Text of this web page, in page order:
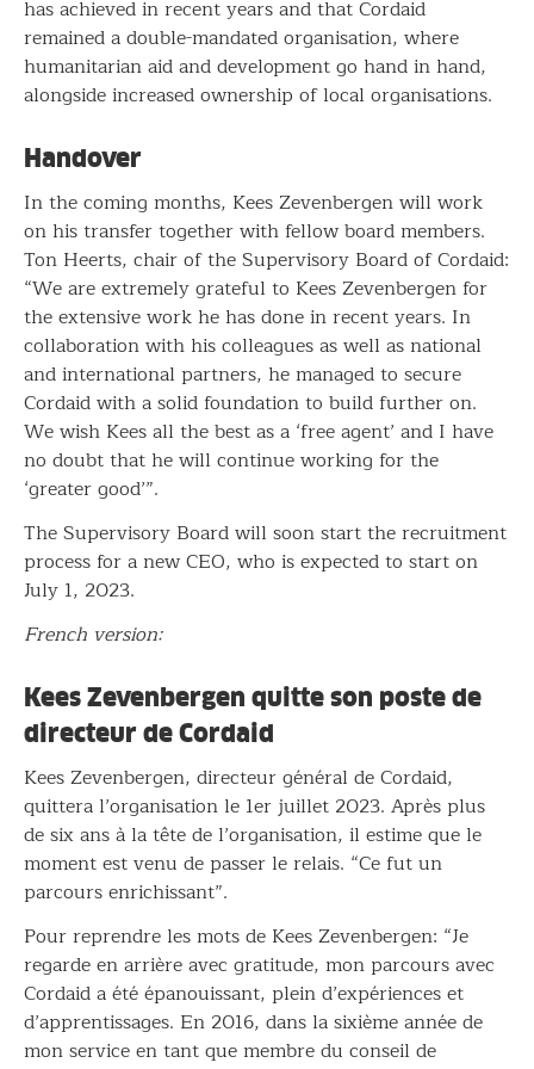
has achieved in recent years and that Cordaid
remained a double-mandated organisation, where
humanitarian aid and development go hand in hand,
alongside increased ownership of local organisations.
Handover
In the coming months, Kees Zevenbergen will work
on his transfer together with fellow board members.
Ton Heerts, chair of the Supervisory Board of Cordaid:
“We are extremely grateful to Kees Zevenbergen for
the extensive work he has done in recent years. In
collaboration with his colleagues as well as national
and international partners, he managed to secure
Cordaid with a solid foundation to build further on.
We wish Kees all the best as a ‘free agent’ and I have
no doubt that he will continue working for the
‘greater good’”.
The Supervisory Board will soon start the recruitment
process for a new CEO, who is expected to start on
July 1, 2023.
French version:
Kees Zevenbergen quitte son poste de
directeur de Cordaid
Kees Zevenbergen, directeur général de Cordaid,
quittera l’organisation le 1er juillet 2023. Après plus
de six ans à la tête de l’organisation, il estime que le
moment est venu de passer le relais. “Ce fut un
parcours enrichissant”.
Pour reprendre les mots de Kees Zevenbergen: “Je
regarde en arrière avec gratitude, mon parcours avec
Cordaid a été épanouissant, plein d’expériences et
d’apprentissages. En 2016, dans la sixième année de
mon service en tant que membre du conseil de